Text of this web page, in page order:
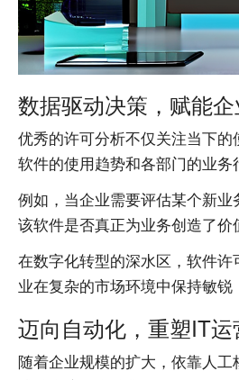
数据驱动决策，赋能
优秀的许可分析不仅关注当下
软件的使用趋势和各部门的业务
例如，当企业需要评估某个新
该软件是否真正为业务创造了价
在数字化转型的深水区，软件许
业在复杂的市场环境中保持敏锐
迈向自动化，重塑IT运
随着企业规模的扩大，依靠人